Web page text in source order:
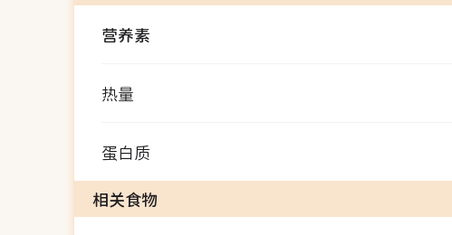
营养素
热量
蛋白质
相关食物